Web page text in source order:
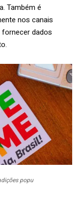
Também é
nos canais
dados
popu